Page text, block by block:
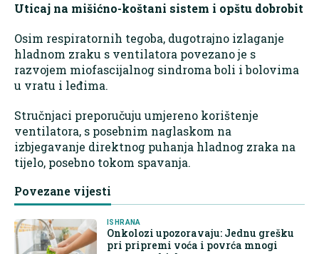
Uticaj na mišićno-koštani sistem i opštu dobrobit
Osim respiratornih tegoba, dugotrajno izlaganje
hladnom zraku s ventilatora povezano je s
razvojem miofascijalnog sindroma boli i bolovima
u vratu i leđima.
Stručnjaci preporučuju umjereno korištenje
ventilatora, s posebnim naglaskom na
izbjegavanje direktnog puhanja hladnog zraka na
tijelo, posebno tokom spavanja.
Povezane vijesti
ISHRANA
Onkolozi upozoravaju: Jednu grešku
pri pripremi voća i povrća mnogi